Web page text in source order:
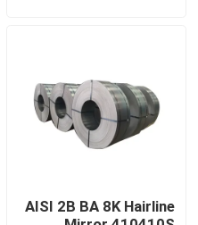
أخبار
صفائح الفولاذ المقاوم للصدأ
AISI 2B BA 8K Hairline